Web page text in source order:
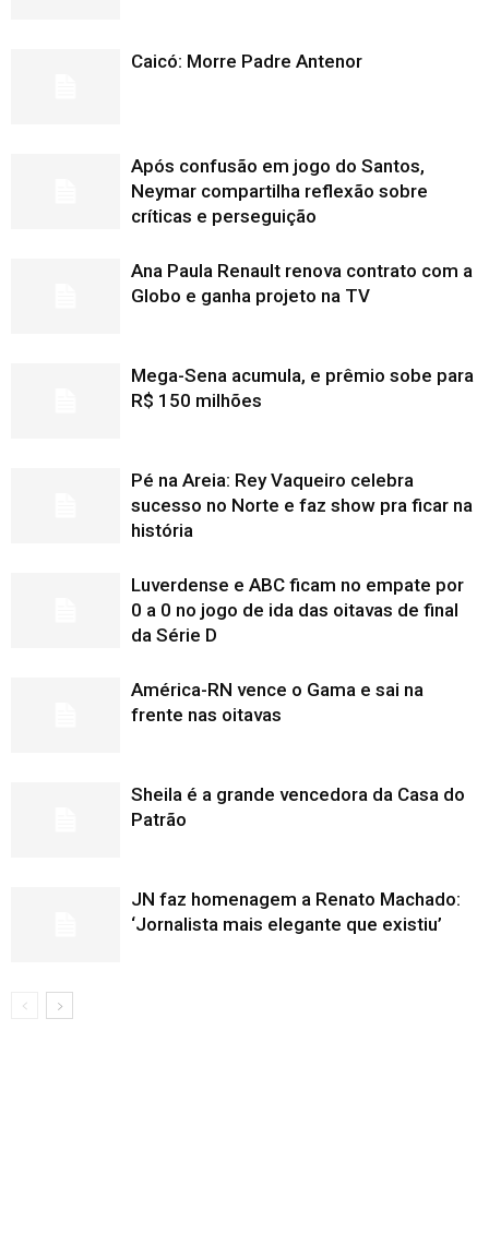
Caicó: Morre Padre Antenor
Após confusão em jogo do Santos,
Neymar compartilha reflexão sobre
críticas e perseguição
Ana Paula Renault renova contrato com a
Globo e ganha projeto na TV
Mega-Sena acumula, e prêmio sobe para
R$ 150 milhões
Pé na Areia: Rey Vaqueiro celebra
sucesso no Norte e faz show pra ficar na
história
Luverdense e ABC ficam no empate por
0 a 0 no jogo de ida das oitavas de final
da Série D
América-RN vence o Gama e sai na
frente nas oitavas
Sheila é a grande vencedora da Casa do
Patrão
JN faz homenagem a Renato Machado:
‘Jornalista mais elegante que existiu’